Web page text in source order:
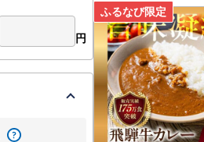
書類によるご提
《高山市ふるさ
〒506-8555
高山市ブラン
※高山市はワン
※受付処理の都
円